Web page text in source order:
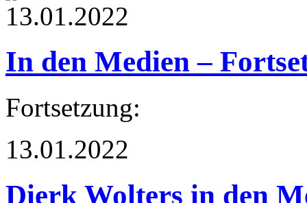
13.01.2022
In den Medien –
Fortsetzung:
13.01.2022
Dierk Wolters in den